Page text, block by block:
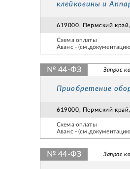
клейковины и
619000, Пермский
Схема оплаты
Аванс -
№ 44-ФЗ Запрос
Приобретение
619000, Пермский
Схема оплаты
Аванс -
№ 44-ФЗ Запрос